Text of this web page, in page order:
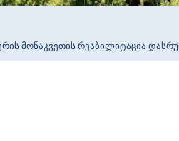
მონაკვეთის რეაბილიტაცია